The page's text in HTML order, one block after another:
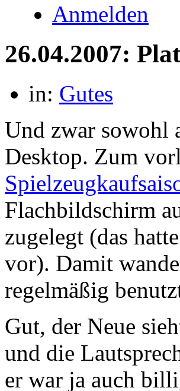
Anmelden
26.04.2007:
in: Gutes
Und zwar sowohl
Desktop. Zum
Flachbildschirm
zugelegt (das
vor). Damit
regelmäßig
Gut, der Neue
und die
er war ja auch